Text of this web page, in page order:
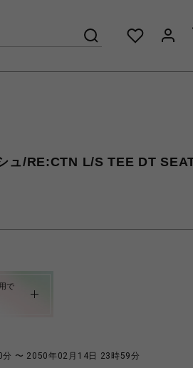
ュ/RE:CTN L/S TEE DT
で
〜 2050年02月14日 23時59分